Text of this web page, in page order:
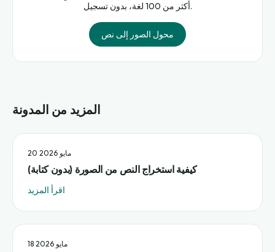
أكثر من 100 لغة، بدون تسجيل.
محول الصور إلى نص
المزيد من المدونة
20 مايو 2026
كيفية استخراج النص من الصورة (بدون كتابة)
اقرأ المزيد
18 مايو 2026